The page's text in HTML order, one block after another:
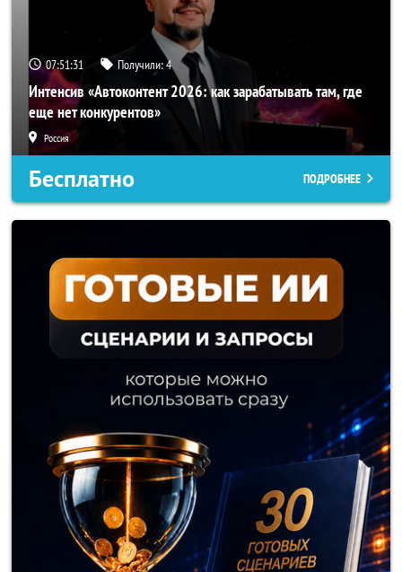
07:51:29 Получили:4
Интенсив «Автоконтент 2026: как зарабатывать там, где
еще нет конкурентов»
Россия
Бесплатно ПОДРОБНЕЕ